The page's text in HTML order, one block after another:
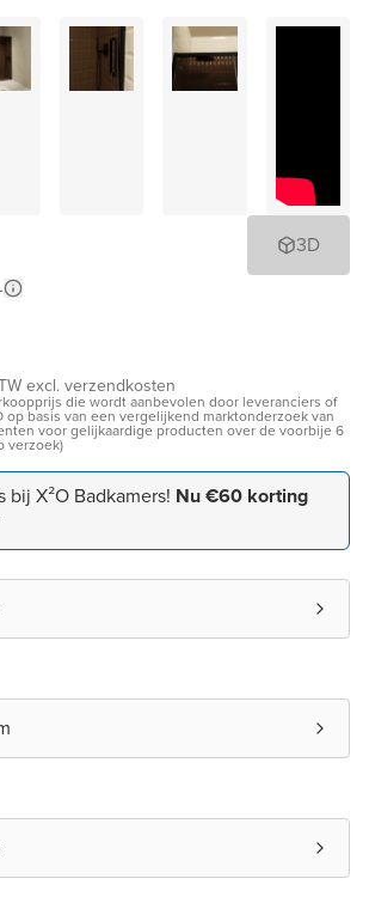
3D
excl. verzendkosten
die wordt aanbevolen door leveranciers of
op basis van een vergelijkend marktonderzoek van
voor gelijkaardige producten over de voorbije 6
verzoek)
bij X²O Badkamers! Nu €60 korting